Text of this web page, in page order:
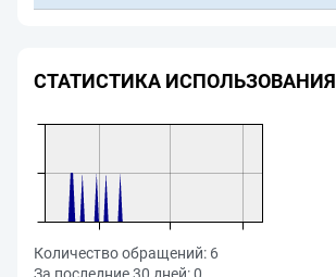
СТАТИСТИКА ИСПОЛЬЗОВАНИЯ
Количество обращений: 6